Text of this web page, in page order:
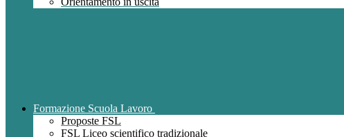
Formazione Scuola Lavoro
Proposte FSL
FSL Liceo scientifico tradizionale